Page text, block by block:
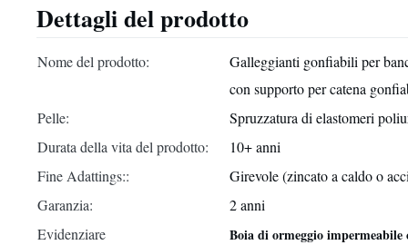
Dettagli del prodotto
Nome del prodotto:
Galleggianti gonfiabili per
con supporto per catena
Pelle:
Spruzzatura di elastomeri
Durata della vita del prodotto:
10+ anni
Fine Adattings::
Girevole (zincato a caldo o
Garanzia:
2 anni
Evidenziare
Boia di ormeggio impermeabile